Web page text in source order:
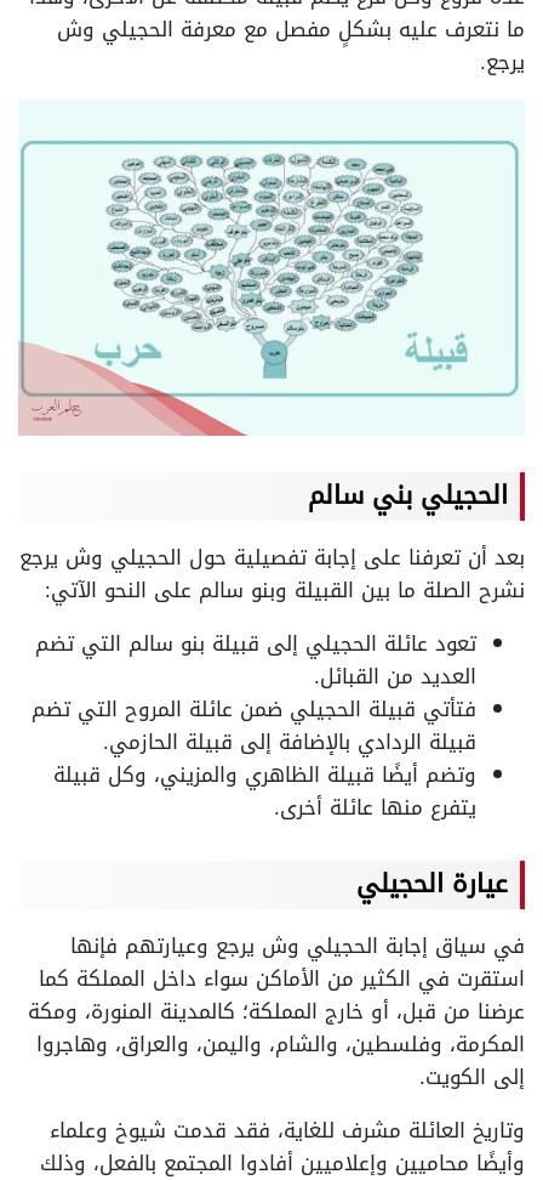
ما نتعرف عليه بشكلٍ مفصل مع معرفة الحجيلي وش
يرجع.
الحجيلي بني سالم
بعد أن تعرفنا على إجابة تفصيلية حول الحجيلي وش يرجع
نشرح الصلة ما بين القبيلة وبنو سالم على النحو الآتي:
تعود عائلة الحجيلي إلى قبيلة بنو سالم التي تضم
العديد من القبائل.
فتأتي قبيلة الحجيلي ضمن عائلة المروح التي تضم
قبيلة الردادي بالإضافة إلى قبيلة الحازمي.
وتضم أيضًا قبيلة الظاهري والمزيني، وكل قبيلة
يتفرع منها عائلة أخرى.
عيارة الحجيلي
في سياق إجابة الحجيلي وش يرجع وعيارتهم فإنها
استقرت في الكثير من الأماكن سواء داخل المملكة كما
عرضنا من قبل، أو خارج المملكة؛ كالمدينة المنورة، ومكة
المكرمة، وفلسطين، والشام، واليمن، والعراق، وهاجروا
إلى الكويت.
وتاريخ العائلة مشرف للغاية، فقد قدمت شيوخ وعلماء
وأيضًا محاميين وإعلاميين أفادوا المجتمع بالفعل، وذلك